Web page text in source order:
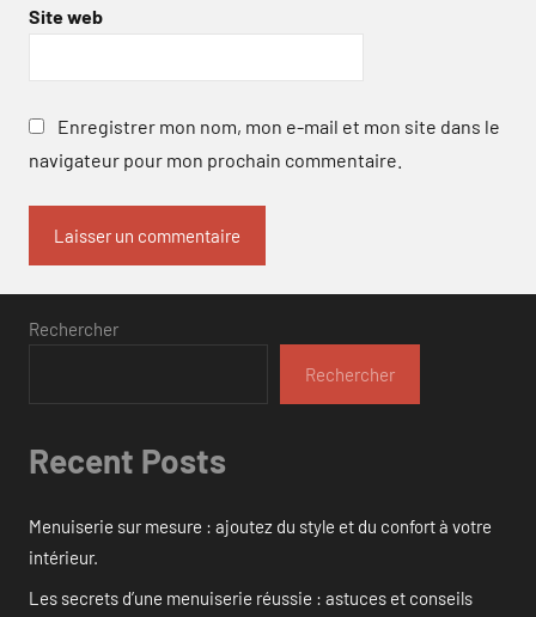
Site web
Enregistrer mon nom, mon e-mail et mon site dans le
navigateur pour mon prochain commentaire.
Rechercher
Rechercher
Recent Posts
Menuiserie sur mesure : ajoutez du style et du confort à votre
intérieur.
Les secrets d’une menuiserie réussie : astuces et conseils